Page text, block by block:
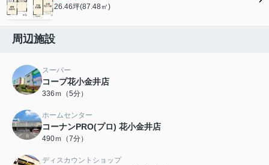
26.46坪(87.48㎡)
周辺施設
スーパー
コープ花小金井店
336ｍ（5分）
ホームセンター
コーナンPRO(プロ) 花小金井店
490ｍ（7分）
ディスカウントショップ